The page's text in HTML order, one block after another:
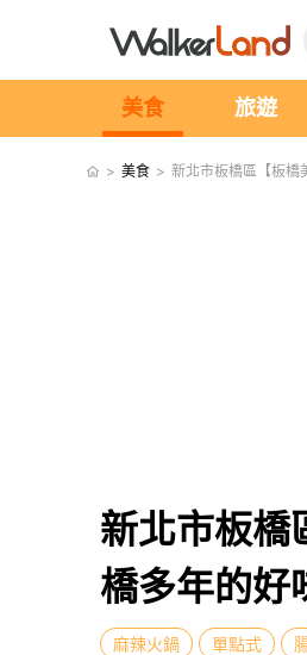
美食 旅遊
> 美食 > 新北市板橋區【板橋
新北市板橋
橋多年的好
麻辣火鍋 單點式